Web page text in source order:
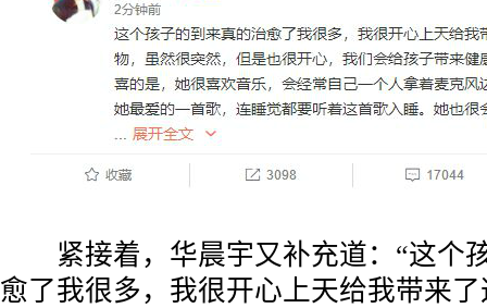
紧接着，华晨宇又补充道：“这个
愈了我很多，我很开心上天给我带来